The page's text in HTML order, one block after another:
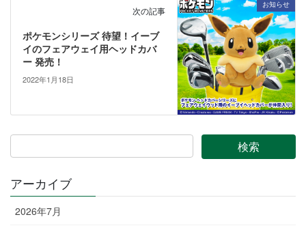
お知らせ
次の記事
ポケモンシリーズ 待望！イーブ
イのフェアウェイ用ヘッドカバ
ー 発売！
2022年1月18日
アーカイブ
2026年7月